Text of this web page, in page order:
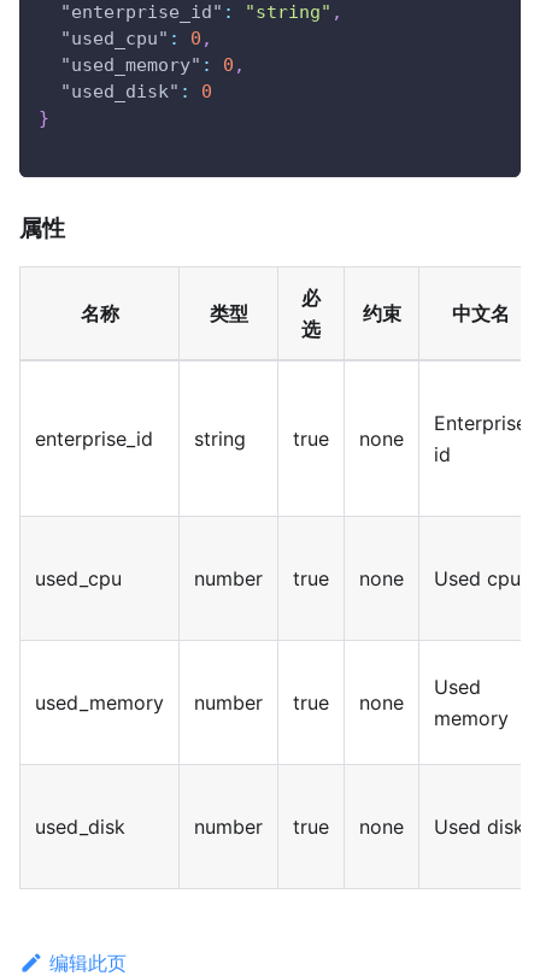
"enterprise_id" : "string" ,
"used_cpu" : 0 ,
"used_memory" : 0 ,
"used_disk" :
0
}
属性
名称 类型
必
选
约束 中文名
enterprise_id string true none
Enterprise
id
used_cpu number true none Used cpu
used_memory number true none
Used
memory
used_disk number true none Used disk
编辑此页